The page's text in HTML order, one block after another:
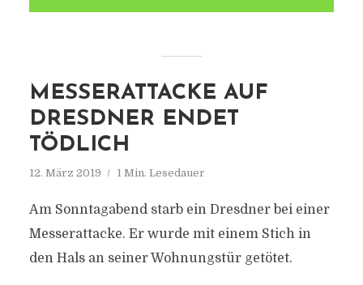
MESSERATTACKE AUF
DRESDNER ENDET
TÖDLICH
12. März 2019 1 Min. Lesedauer
Am Sonntagabend starb ein Dresdner bei einer
Messerattacke. Er wurde mit einem Stich in
den Hals an seiner Wohnungstür getötet.